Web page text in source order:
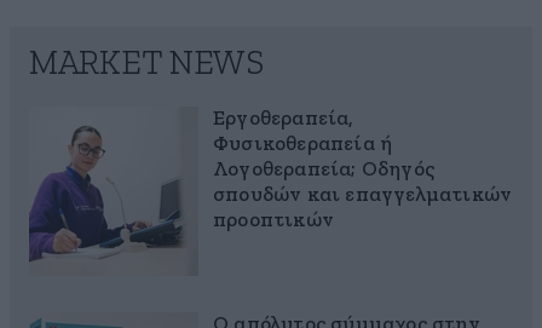
MARKET NEWS
Εργοθεραπεία,
Φυσικοθεραπεία ή
Λογοθεραπεία; Οδηγός
σπουδών και επαγγελματικών
προοπτικών